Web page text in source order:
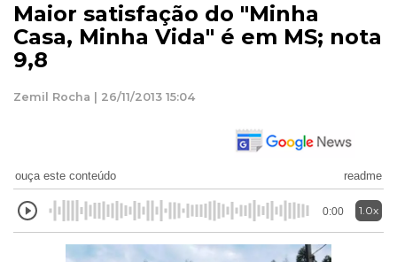
Maior satisfação do "Minha
Casa, Minha Vida" é em MS; nota
9,8
Zemil Rocha | 26/11/2013 15:04
ouça este conteúdo readme
0:00 1.0x